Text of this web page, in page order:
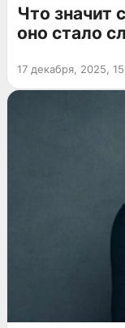
Что значит
оно стало
17 декабря, 2025,